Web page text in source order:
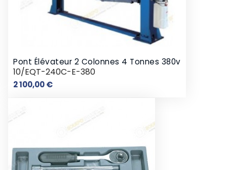
Pont Élévateur 2 Colonnes 4 Tonnes 380v
10/EQT-240C-E-380
2 100,00 €Prix